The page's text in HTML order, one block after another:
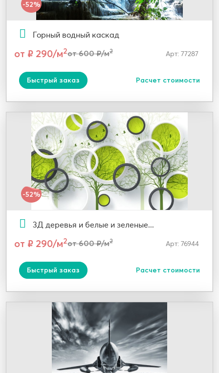
-52%
Горный водный каскад
от ₽ 290/м2от 600 ₽/м2 Арт: 77287
Быстрый заказ Расчет стоимости
-52%
3Д деревья и белые и зеленые...
от ₽ 290/м2от 600 ₽/м2 Арт: 76944
Быстрый заказ Расчет стоимости